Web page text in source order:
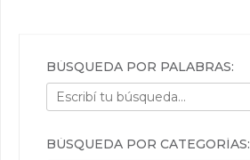
BÚSQUEDA POR PALABRAS:
BÚSQUEDA POR CATEGORÍAS: